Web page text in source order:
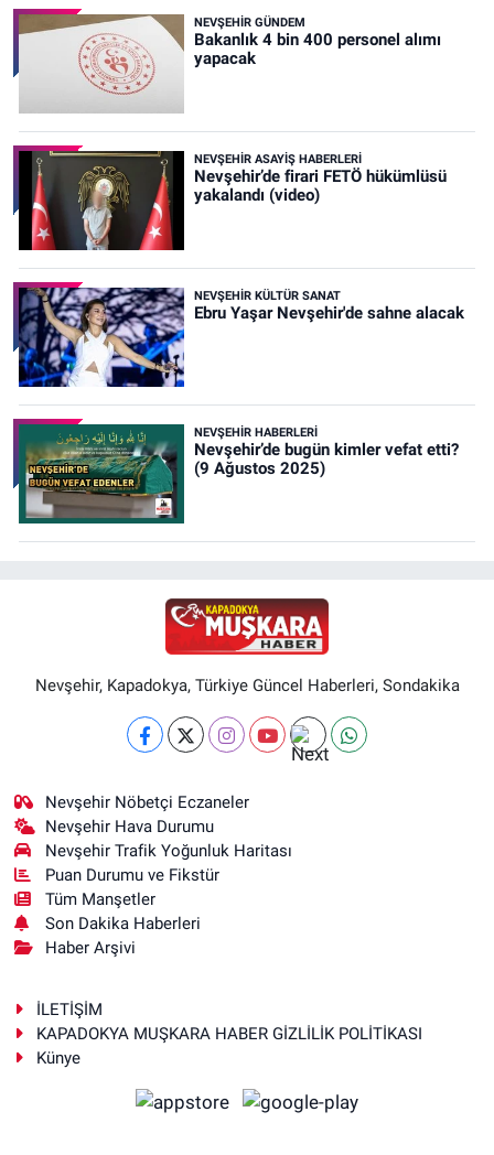
NEVŞEHIR GÜNDEM
Bakanlık 4 bin 400 personel alımı
yapacak
NEVŞEHIR ASAYIŞ HABERLERI
Nevşehir’de firari FETÖ hükümlüsü
yakalandı (video)
NEVŞEHIR KÜLTÜR SANAT
Ebru Yaşar Nevşehir'de sahne alacak
NEVŞEHIR HABERLERI
Nevşehir’de bugün kimler vefat etti?
(9 Ağustos 2025)
Nevşehir, Kapadokya, Türkiye Güncel Haberleri, Sondakika
Nevşehir Nöbetçi Eczaneler
Nevşehir Hava Durumu
Nevşehir Trafik Yoğunluk Haritası
Puan Durumu ve Fikstür
Tüm Manşetler
Son Dakika Haberleri
Haber Arşivi
İLETİŞİM
KAPADOKYA MUŞKARA HABER GİZLİLİK POLİTİKASI
Künye